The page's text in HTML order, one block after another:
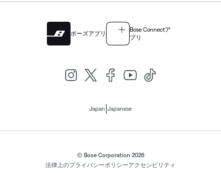
ボーズアプリ
Bose Connectア
プリ
Japan Japanese
© Bose Corporation 2026
法律上のプライバシーポリシーアクセシビリティ